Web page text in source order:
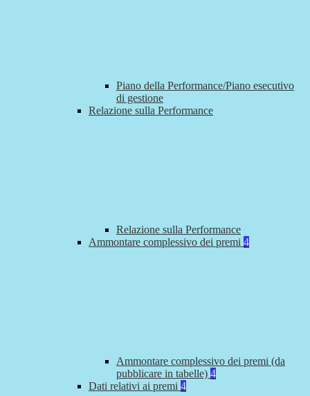
Piano della Performance/Piano esecutivo
di gestione
Relazione sulla Performance
Relazione sulla Performance
Ammontare complessivo dei premi 4
Ammontare complessivo dei premi (da
pubblicare in tabelle) 4
Dati relativi ai premi 4